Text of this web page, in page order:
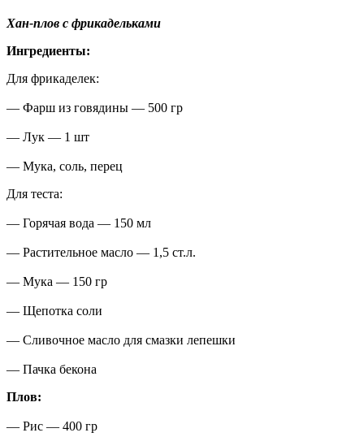
Хан-плов с фрикадельками
Ингредиенты:
Для фрикаделек:
— Фарш из говядины — 500 гр
— Лук — 1 шт
— Мука, соль, перец
Для теста:
— Горячая вода — 150 мл
— Растительное масло — 1,5 ст.л.
— Мука — 150 гр
— Щепотка соли
— Сливочное масло для смазки лепешки
— Пачка бекона
Плов:
— Рис — 400 гр